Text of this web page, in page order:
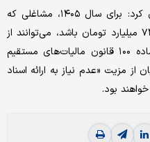
سازمان امور مالیاتی کشور شفاف‌سازی کرد: برای سال ۱۴۰۵، مشاغلی که
مجموع فروش سالانه آن‌ها تا سقف ۷۲ میلیارد تومان باشد، می‌توانند از
امکانات و تسهیلات مقرر در تبصره ماده ۱۰۰ قانون مالیات‌های مستقیم
از مزیت «عدم نیاز به ارائه اسناد
بود.